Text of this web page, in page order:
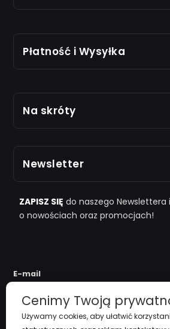
(+48) 888 561 463
na e-maile odpisujemy od 8.00 do
Płatność i Wysyłka
Just7Gym
i "przy zamówieniu powyżej 1000zł
Na skróty
Zarejestruj się
Regulamin
Newsletter
ZAPISZ SIĘ do naszego Newslettera
o nowościach oraz promocjach!
E-mail
Cenimy Twoją
Używamy cookies, aby ułatwić